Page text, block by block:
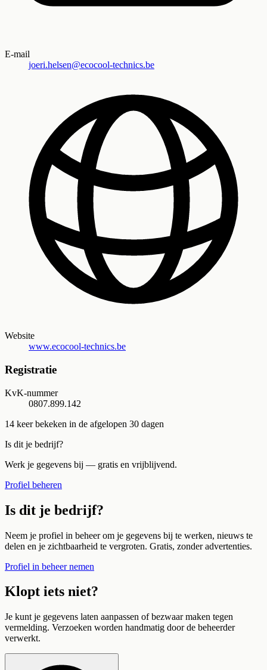
E-mail
joeri.helsen@ecocool-technics.be
Website
www.ecocool-technics.be
Registratie
KvK-nummer
0807.899.142
14 keer bekeken in de afgelopen 30 dagen
Is dit je bedrijf?
Werk je gegevens bij — gratis en vrijblijvend.
Profiel beheren
Is dit je bedrijf?
Neem je profiel in beheer om je gegevens bij te werken, nieuws te
delen en je zichtbaarheid te vergroten. Gratis, zonder advertenties.
Profiel in beheer nemen
Klopt iets niet?
Je kunt je gegevens laten aanpassen of bezwaar maken tegen
vermelding. Verzoeken worden handmatig door de beheerder
verwerkt.